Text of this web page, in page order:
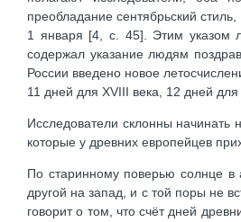
преобладание сентябрьский
1 января [4, с. 45]. Этим указом
содержал указание людям
России введено новое
11 дней для XVIII века, 12 дней
Исследователи склонны
которые у древних европейцев
По старинному поверью солнце в
другой на запад, и с той поры не
говорит о том, что счёт дней